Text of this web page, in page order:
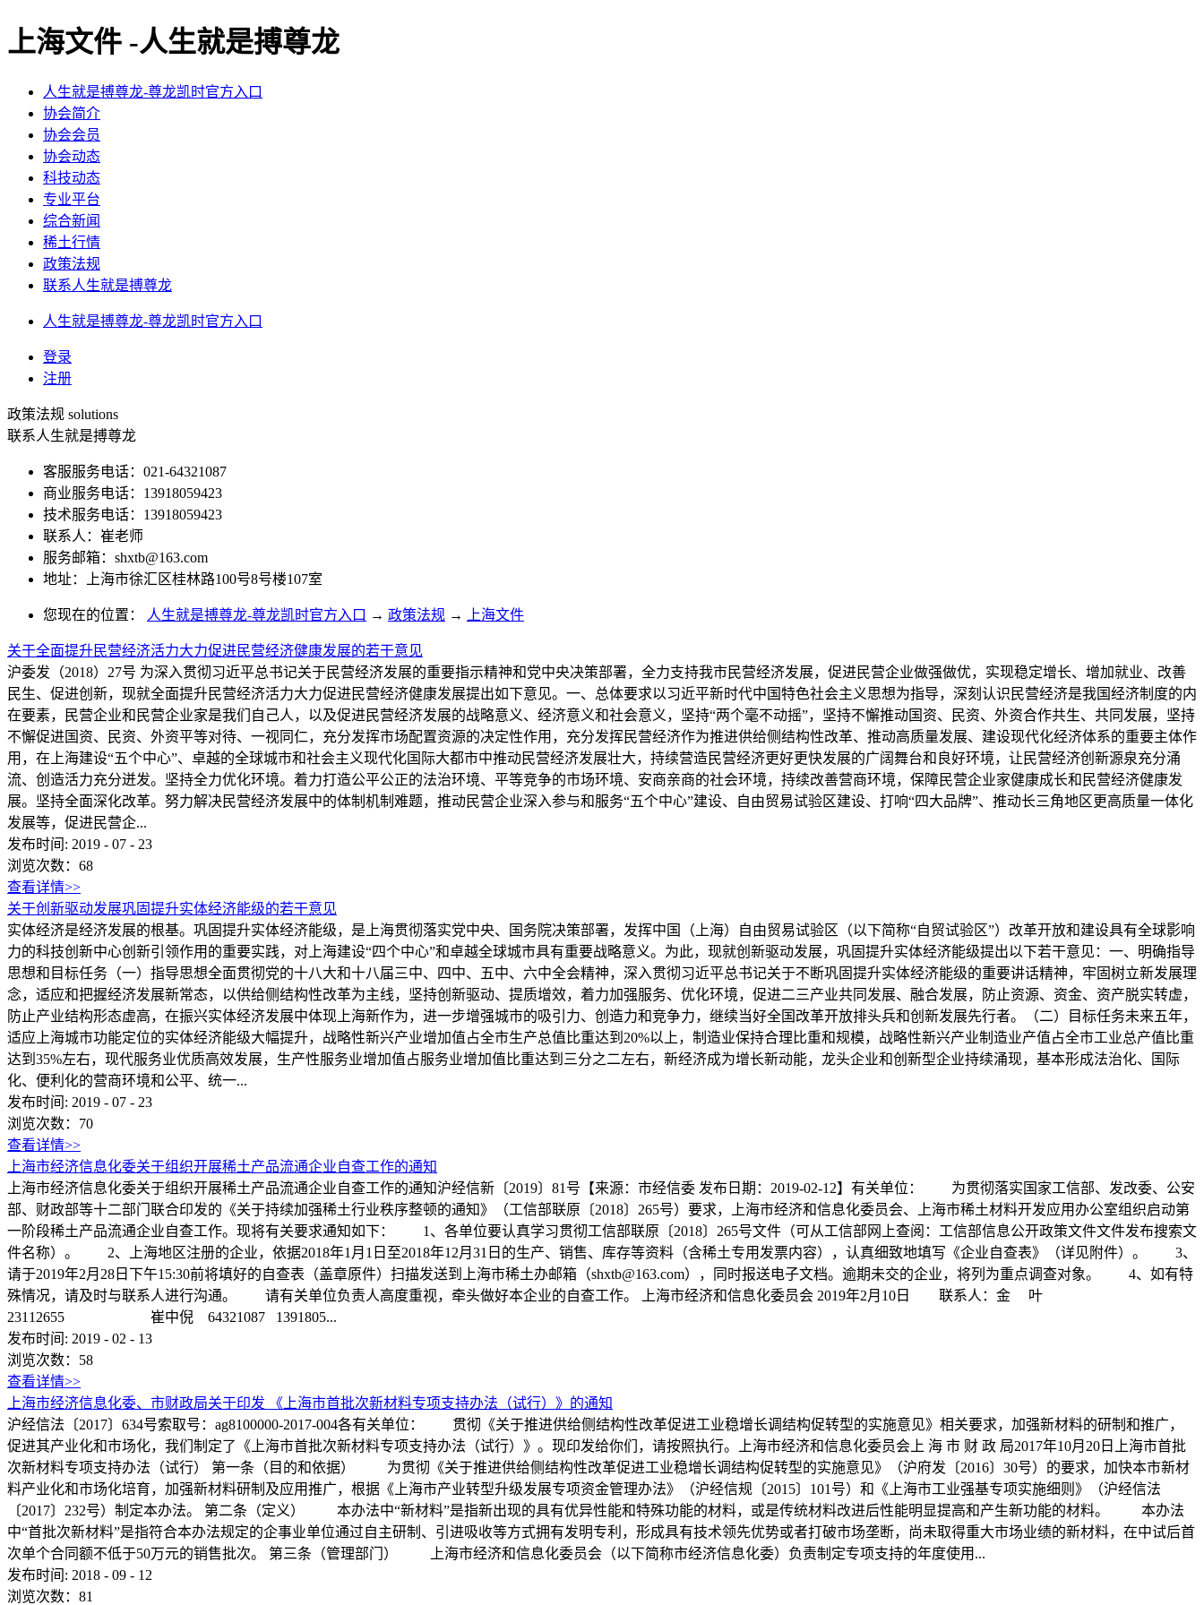
上海文件 -人生就是搏尊龙
人生就是搏尊龙-尊龙凯时官方入口
协会简介
协会会员
协会动态
科技动态
专业平台
综合新闻
稀土行情
政策法规
联系人生就是搏尊龙
人生就是搏尊龙-尊龙凯时官方入口
登录
注册
政策法规 solutions
联系人生就是搏尊龙
客服服务电话：021-64321087
商业服务电话：13918059423
技术服务电话：13918059423
联系人：崔老师
服务邮箱： shxtb@163.com
地址：上海市徐汇区桂林路100号8号楼107室
您现在的位置： 人生就是搏尊龙-尊龙凯时官方入口 → 政策法规 → 上海文件
关于全面提升民营经济活力大力促进民营经济健康发展的若干意见
沪委发（2018）27号 为深入贯彻习近平总书记关于民营经济发展的重要指示精神和党中央决策部署，全力支持我市民营经济发展，促进民营企业做强做优，实现稳定增长、增加就业、改善
民生、促进创新，现就全面提升民营经济活力大力促进民营经济健康发展提出如下意见。一、总体要求以习近平新时代中国特色社会主义思想为指导，深刻认识民营经济是我国经济制度的内
在要素，民营企业和民营企业家是我们自己人，以及促进民营经济发展的战略意义、经济意义和社会意义，坚持“两个毫不动摇”，坚持不懈推动国资、民资、外资合作共生、共同发展，坚持
不懈促进国资、民资、外资平等对待、一视同仁，充分发挥市场配置资源的决定性作用，充分发挥民营经济作为推进供给侧结构性改革、推动高质量发展、建设现代化经济体系的重要主体作
用，在上海建设“五个中心”、卓越的全球城市和社会主义现代化国际大都市中推动民营经济发展壮大，持续营造民营经济更好更快发展的广阔舞台和良好环境，让民营经济创新源泉充分涌
流、创造活力充分迸发。坚持全力优化环境。着力打造公平公正的法治环境、平等竞争的市场环境、安商亲商的社会环境，持续改善营商环境，保障民营企业家健康成长和民营经济健康发
展。坚持全面深化改革。努力解决民营经济发展中的体制机制难题，推动民营企业深入参与和服务“五个中心”建设、自由贸易试验区建设、打响“四大品牌”、推动长三角地区更高质量一体化
发展等，促进民营企...
发布时间: 2019 - 07 - 23
浏览次数： 68
查看详情>>
关于创新驱动发展巩固提升实体经济能级的若干意见
实体经济是经济发展的根基。巩固提升实体经济能级，是上海贯彻落实党中央、国务院决策部署，发挥中国（上海）自由贸易试验区（以下简称“自贸试验区”）改革开放和建设具有全球影响
力的科技创新中心创新引领作用的重要实践，对上海建设“四个中心”和卓越全球城市具有重要战略意义。为此，现就创新驱动发展，巩固提升实体经济能级提出以下若干意见：一、明确指导
思想和目标任务（一）指导思想全面贯彻党的十八大和十八届三中、四中、五中、六中全会精神，深入贯彻习近平总书记关于不断巩固提升实体经济能级的重要讲话精神，牢固树立新发展理
念，适应和把握经济发展新常态，以供给侧结构性改革为主线，坚持创新驱动、提质增效，着力加强服务、优化环境，促进二三产业共同发展、融合发展，防止资源、资金、资产脱实转虚，
防止产业结构形态虚高，在振兴实体经济发展中体现上海新作为，进一步增强城市的吸引力、创造力和竞争力，继续当好全国改革开放排头兵和创新发展先行者。（二）目标任务未来五年，
适应上海城市功能定位的实体经济能级大幅提升，战略性新兴产业增加值占全市生产总值比重达到20%以上，制造业保持合理比重和规模，战略性新兴产业制造业产值占全市工业总产值比重
达到35%左右，现代服务业优质高效发展，生产性服务业增加值占服务业增加值比重达到三分之二左右，新经济成为增长新动能，龙头企业和创新型企业持续涌现，基本形成法治化、国际
化、便利化的营商环境和公平、统一...
发布时间: 2019 - 07 - 23
浏览次数： 70
查看详情>>
上海市经济信息化委关于组织开展稀土产品流通企业自查工作的通知
上海市经济信息化委关于组织开展稀土产品流通企业自查工作的通知沪经信新〔2019〕81号【来源：市经信委 发布日期：2019-02-12】有关单位： 为贯彻落实国家工信部、发改委、公安
部、财政部等十二部门联合印发的《关于持续加强稀土行业秩序整顿的通知》（工信部联原〔2018〕265号）要求，上海市经济和信息化委员会、上海市稀土材料开发应用办公室组织启动第
一阶段稀土产品流通企业自查工作。现将有关要求通知如下： 1、各单位要认真学习贯彻工信部联原〔2018〕265号文件（可从工信部网上查阅：工信部信息公开政策文件文件发布搜索文
件名称）。 2、上海地区注册的企业，依据2018年1月1日至2018年12月31日的生产、销售、库存等资料（含稀土专用发票内容），认真细致地填写《企业自查表》（详见附件）。 3、
请于2019年2月28日下午15:30前将填好的自查表（盖章原件）扫描发送到上海市稀土办邮箱（shxtb@163.com），同时报送电子文档。逾期未交的企业，将列为重点调查对象。 4、如有特
殊情况，请及时与联系人进行沟通。 请有关单位负责人高度重视，牵头做好本企业的自查工作。 上海市经济和信息化委员会 2019年2月10日 联系人：金 叶
23112655 崔中倪 64321087 1391805...
发布时间: 2019 - 02 - 13
浏览次数： 58
查看详情>>
上海市经济信息化委、市财政局关于印发 《上海市首批次新材料专项支持办法（试行）》的通知
沪经信法〔2017〕634号索取号：ag8100000-2017-004各有关单位： 贯彻《关于推进供给侧结构性改革促进工业稳增长调结构促转型的实施意见》相关要求，加强新材料的研制和推广，
促进其产业化和市场化，我们制定了《上海市首批次新材料专项支持办法（试行）》。现印发给你们，请按照执行。上海市经济和信息化委员会上 海 市 财 政 局2017年10月20日上海市首批
次新材料专项支持办法（试行） 第一条（目的和依据） 为贯彻《关于推进供给侧结构性改革促进工业稳增长调结构促转型的实施意见》（沪府发〔2016〕30号）的要求，加快本市新材
料产业化和市场化培育，加强新材料研制及应用推广，根据《上海市产业转型升级发展专项资金管理办法》（沪经信规〔2015〕101号）和《上海市工业强基专项实施细则》（沪经信法
〔2017〕232号）制定本办法。 第二条（定义） 本办法中“新材料”是指新出现的具有优异性能和特殊功能的材料，或是传统材料改进后性能明显提高和产生新功能的材料。 本办法
中“首批次新材料”是指符合本办法规定的企事业单位通过自主研制、引进吸收等方式拥有发明专利，形成具有技术领先优势或者打破市场垄断，尚未取得重大市场业绩的新材料，在中试后首
次单个合同额不低于50万元的销售批次。 第三条（管理部门） 上海市经济和信息化委员会（以下简称市经济信息化委）负责制定专项支持的年度使用...
发布时间: 2018 - 09 - 12
浏览次数： 81